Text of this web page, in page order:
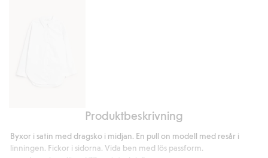
Produktbeskrivning
Byxor i satin med dragsko i midjan. En pull on modell med resår i
linningen. Fickor i sidorna. Vida ben med lös passform.